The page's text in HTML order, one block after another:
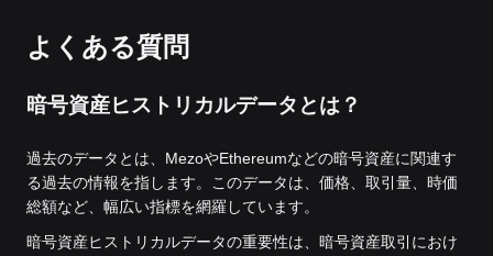
よくある質問
暗号資産ヒストリカルデータとは？
過去のデータとは、MezoやEthereumなどの暗号資産に関連す
る過去の情報を指します。このデータは、価格、取引量、時価
総額など、幅広い指標を網羅しています。
暗号資産ヒストリカルデータの重要性は、暗号資産取引におけ